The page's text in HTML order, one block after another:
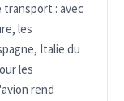
transport : avec
les
Italie du
les
rend